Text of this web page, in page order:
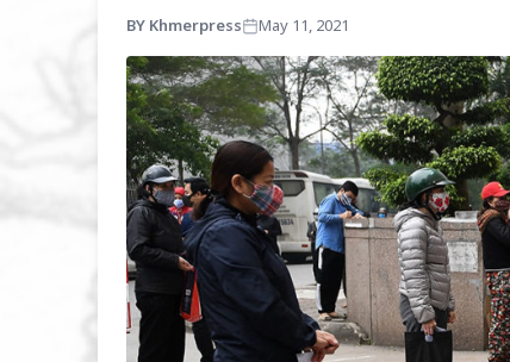
BY Khmerpress May 11, 2021